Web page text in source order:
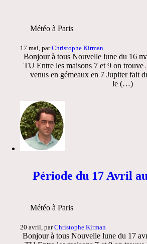
Météo à Paris
17 mai, parChristophe Kirman
Bonjour à tous Nouvelle lune du 16
TU Entre les maisons 7 et 9 on trouve
venus en gémeaux en 7 Jupiter fait
le (…)
Période du 17 Avril
Météo à Paris
20 avril, parChristophe Kirman
Bonjour à tous Nouvelle lune du 17